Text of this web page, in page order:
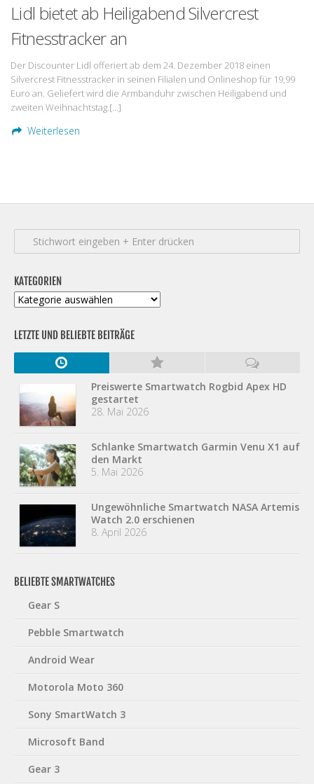
Smartphonetarife
Prepaid-Tarife
Flatrate-Prepaidtarife
Mobilfunk-Vergleichsrechner
Mobilfunk-Tarifrechner
Lidl bietet ab Heiligabend Silvercrest
Fitnesstracker an
Der Discounter Lidl offeriert ab dem 24. Dezember 2018 einen
Silvercrest Fitnesstracker in seinen Filialen und Onlineshop für 19,99
Euro an. Geliefert wird die Armbanduhr zwischen Heiligabend und
zweiten Weihnachtstag.[…]
Weiterlesen
KATEGORIEN
Kategorien
LETZTE UND BELIEBTE BEITRÄGE
Preiswerte Smartwatch Rogbid Apex HD
gestartet
28. Mai 2026
Schlanke Smartwatch Garmin Venu X1 auf
den Markt
5. Mai 2026
Ungewöhnliche Smartwatch NASA Artemis
Watch 2.0 erschienen
8. April 2026
BELIEBTE SMARTWATCHES
Gear S
Pebble Smartwatch
Android Wear
Motorola Moto 360
Sony SmartWatch 3
Microsoft Band
Gear 3